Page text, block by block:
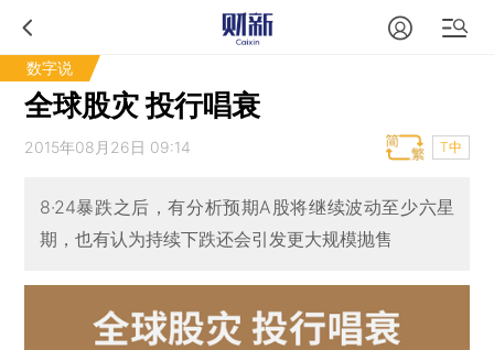
数字说
全球股灾 投行唱衰
2015年08月26日 09:14 T中
8·24暴跌之后，有分析预期A股将继续波动至少六星
期，也有认为持续下跌还会引发更大规模抛售